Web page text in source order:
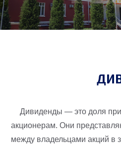
Дивиденды — это доля
акционерам. Они
между владельцами акций в